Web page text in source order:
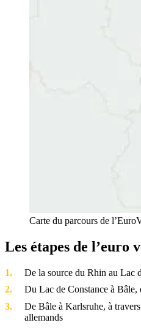
Carte du parcours de
Les étapes de l’euro
De la source du Rhin au Lac
Du Lac de Constance à Bâle,
De Bâle à Karlsruhe, à
allemands